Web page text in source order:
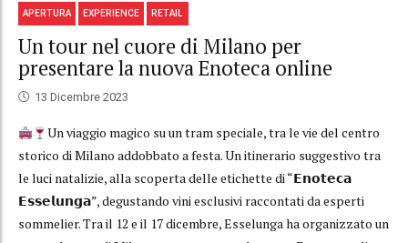
APERTURA EXPERIENCE RETAIL
Un tour nel cuore di Milano per
presentare la nuova Enoteca online
13 Dicembre 2023
Un viaggio magico su un tram speciale, tra le vie del centro
storico di Milano addobbato a festa. Un itinerario suggestivo tra
le luci natalizie, alla scoperta delle etichette di “𝗘𝗻𝗼𝘁𝗲𝗰𝗮
𝗘𝘀𝘀𝗲𝗹𝘂𝗻𝗴𝗮”, degustando vini esclusivi raccontati da esperti
sommelier. Tra il 12 e il 17 dicembre, Esselunga ha organizzato un